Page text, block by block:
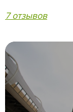
7 отзывов